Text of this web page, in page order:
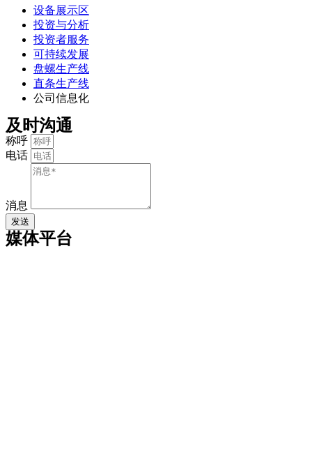
设备展示区
投资与分析
投资者服务
可持续发展
盘螺生产线
直条生产线
公司信息化
及时沟通
称呼
电话
消息
发送
媒体平台